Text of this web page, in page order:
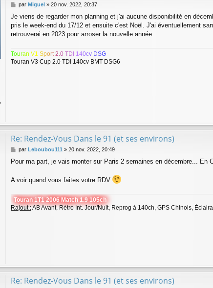
M
s
s
a
par Miguel» 20 nov. 2022, 20:37
Je viens de regarder mon planning et j'ai aucune disponibilité en
pris le week-end du 17/12 et ensuite c'est Noël. J'ai éventuellement
retrouverai en 2023 pour arroser la nouvelle année.
Touran V1 Sport 2 0 TDI 1 40cv DSG
Touran V3 Cup 2.0 TDI 140cv BMT DSG6
Re: Rendez-Vous Dans le 91 (et ses environs)
M
s
a
par Leboubou111 » 20 nov. 2022, 20:49
Pour ma part, je vais monter sur Paris 2 semaines en décembre... En
A voir quand vous faites votre RDV
Touran 1T1 2006 Match 1.9 105ch
Rajout :AB Avant, Rétro Int. Jour/Nuit, Reprog à 140ch, GPS Chinois,
Re: Rendez-Vous Dans le 91 (et ses environs)